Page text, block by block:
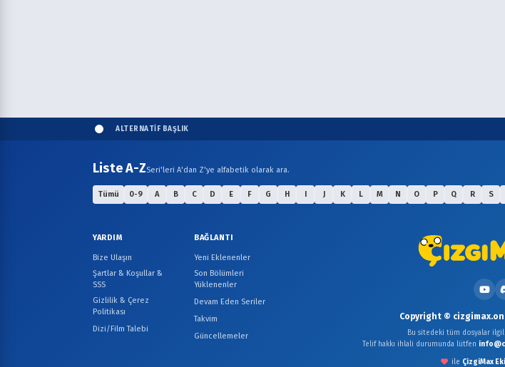
ALTERNATİF BAŞLIK
Liste A-ZSeri'leri A'dan Z'ye alfabetik olarak ara.
Tümü 0-9 A B C D E F G H I J K L M N O P Q R S
YARDIM
Bize Ulaşın
Şartlar & Koşullar &
SSS
Gizlilik & Çerez
Politikası
Dizi/Film Talebi
BAĞLANTI
Yeni Eklenenler
Son Bölümleri
Yüklenenler
Devam Eden Seriler
Takvim
Güncellemeler
Copyright ©
Bu sitedeki tüm dosyalar
Telif hakkı ihlali durumunda lütfen
ile ÇizgiMax